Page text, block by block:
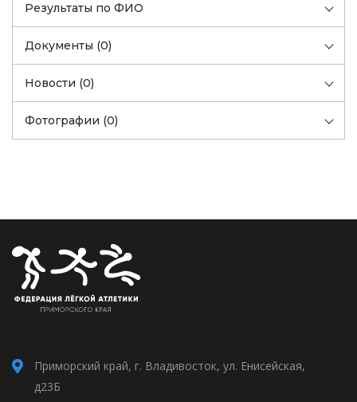
Результаты по ФИО
Документы (0)
Новости (0)
Фотографии (0)
Приморский край, г. Владивосток, ул. Енисейская,
д23Б